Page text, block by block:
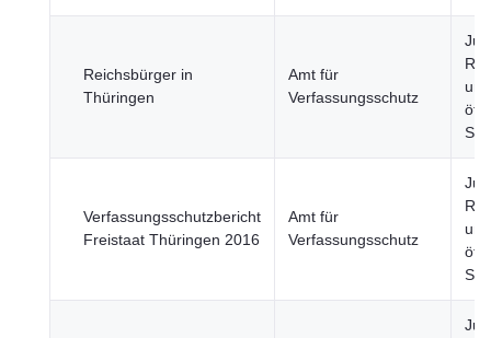
Reichsbürger in
Thüringen
Amt für
Verfassungsschutz
und
Verfassungsschutzbericht
Freistaat Thüringen 2016
Amt für
Verfassungsschutz
und